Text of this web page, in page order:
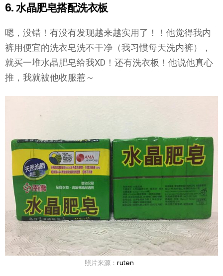
6. 水晶肥皂搭配洗衣板
嗯，没错！有没有发现越来越实用了！！他觉得我内
裤用便宜的洗衣皂洗不干净（我习惯每天洗内裤），
就买一堆水晶肥皂给我XD！还有洗衣板！他说他真心
推，我就被他收服惹～
照片来源： ruten